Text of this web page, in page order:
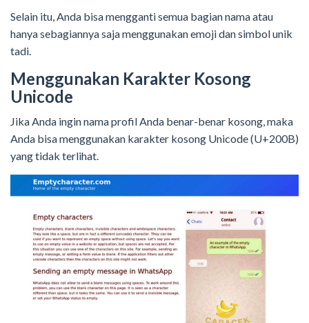
Selain itu, Anda bisa mengganti semua bagian nama atau
hanya sebagiannya saja menggunakan emoji dan simbol unik
tadi.
Menggunakan Karakter Kosong
Unicode
Jika Anda ingin nama profil Anda benar-benar kosong, maka
Anda bisa menggunakan karakter kosong Unicode (U+200B)
yang tidak terlihat.